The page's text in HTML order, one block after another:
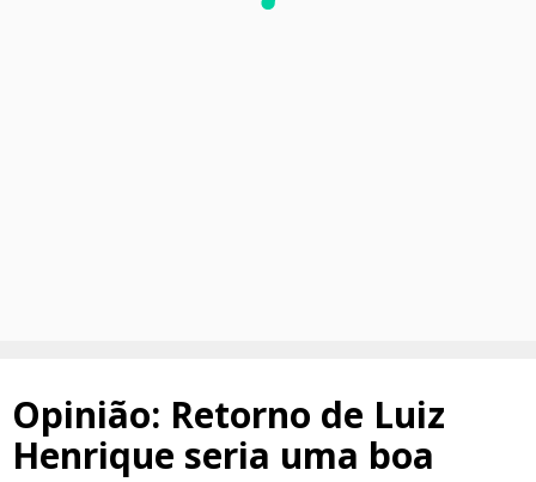
Opinião: Retorno de Luiz
Henrique seria uma boa